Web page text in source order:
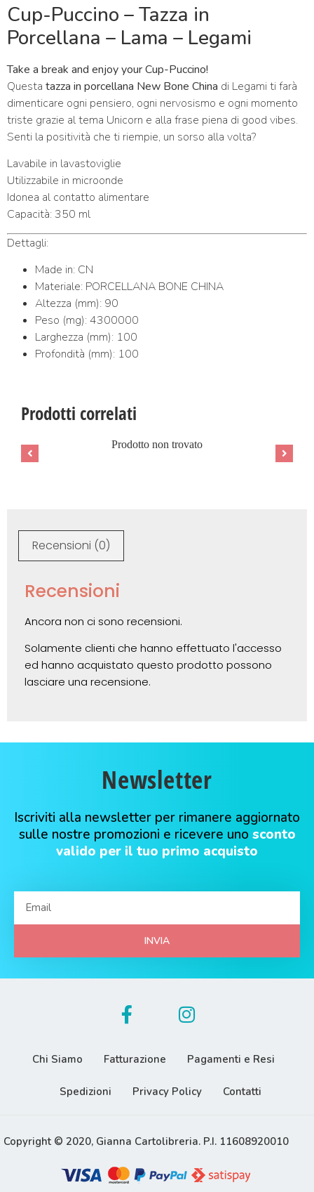
Cup-Puccino – Tazza in
Porcellana – Lama – Legami
Take a break and enjoy your Cup-Puccino!
Questa tazza in porcellana New Bone China di Legami ti farà
dimenticare ogni pensiero, ogni nervosismo e ogni momento
triste grazie al tema Unicorn e alla frase piena di good vibes.
Senti la positività che ti riempie, un sorso alla volta?
Lavabile in lavastoviglie
Utilizzabile in microonde
Idonea al contatto alimentare
Capacità: 350 ml
Dettagli:
Made in: CN
Materiale: PORCELLANA BONE CHINA
Altezza (mm): 90
Peso (mg): 4300000
Larghezza (mm): 100
Profondità (mm): 100
Prodotti correlati
Prodotto non trovato
Recensioni (0)
Recensioni
Ancora non ci sono recensioni.
Solamente clienti che hanno effettuato l'accesso
ed hanno acquistato questo prodotto possono
lasciare una recensione.
Newsletter
Iscriviti alla newsletter per rimanere aggiornato
sulle nostre promozioni e ricevere uno sconto
valido per il tuo primo acquisto
INVIA
Chi Siamo Fatturazione Pagamenti e Resi
Spedizioni Privacy Policy Contatti
Copyright © 2020, Gianna Cartolibreria. P.I. 11608920010